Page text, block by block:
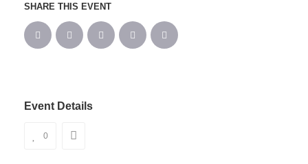
SHARE THIS EVENT
Event Details
0